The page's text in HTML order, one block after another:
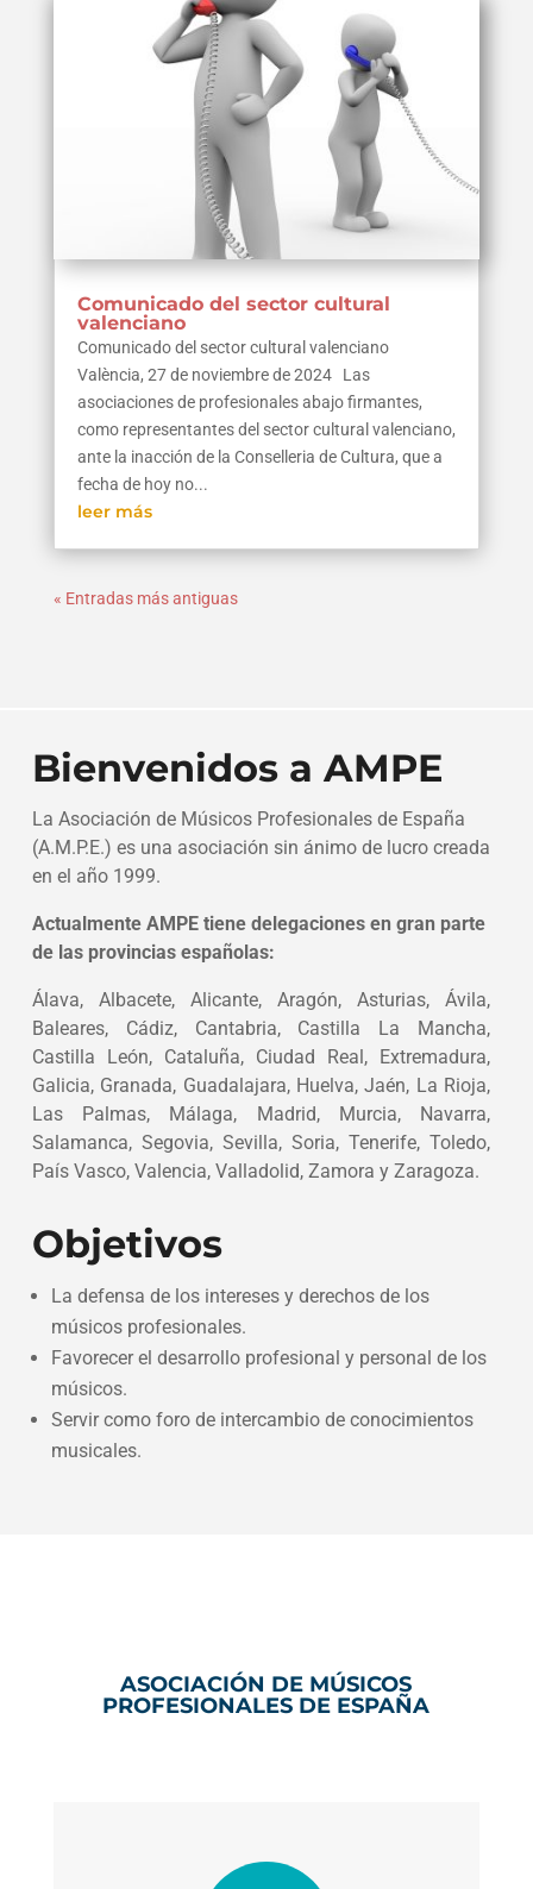
Comunicado del sector cultural
valenciano
Comunicado del sector cultural valenciano
València, 27 de noviembre de 2024 Las
asociaciones de profesionales abajo firmantes,
como representantes del sector cultural valenciano,
ante la inacción de la Conselleria de Cultura, que a
fecha de hoy no...
leer más
« Entradas más antiguas
Bienvenidos a AMPE
La Asociación de Músicos Profesionales de España
(A.M.P.E.) es una asociación sin ánimo de lucro creada
en el año 1999.
Actualmente AMPE tiene delegaciones en gran parte
de las provincias españolas:
Álava, Albacete, Alicante, Aragón, Asturias, Ávila,
Baleares, Cádiz, Cantabria, Castilla La Mancha,
Castilla León, Cataluña, Ciudad Real, Extremadura,
Galicia, Granada, Guadalajara, Huelva, Jaén, La Rioja,
Las Palmas, Málaga, Madrid, Murcia, Navarra,
Salamanca, Segovia, Sevilla, Soria, Tenerife, Toledo,
País Vasco, Valencia, Valladolid, Zamora y Zaragoza.
Objetivos
La defensa de los intereses y derechos de los
músicos profesionales.
Favorecer el desarrollo profesional y personal de los
músicos.
Servir como foro de intercambio de conocimientos
musicales.
ASOCIACIÓN DE MÚSICOS
PROFESIONALES DE ESPAÑA